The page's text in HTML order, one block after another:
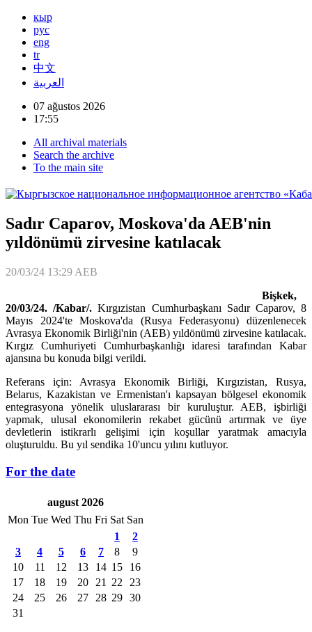
кыр
рус
eng
tr
中文
العربية
07 ağustos 2026
17:55
All archival materials
Search the archive
To the main site
Sadır Caparov, Moskova'da AEB'nin
yıldönümü zirvesine katılacak
20/03/24 13:29 AEB
Bişkek,
20/03/24. /Kabar/.Kırgızistan Cumhurbaşkanı Sadır Caparov, 8
Mayıs 2024'te Moskova'da (Rusya Federasyonu) düzenlenecek
Avrasya Ekonomik Birliği'nin (AEB) yıldönümü zirvesine katılacak.
Kırgız Cumhuriyeti Cumhurbaşkanlığı idaresi tarafından Kabar
ajansına bu konuda bilgi verildi.
Referans için: Avrasya Ekonomik Birliği, Kırgızistan, Rusya,
Belarus, Kazakistan ve Ermenistan'ı kapsayan bölgesel ekonomik
entegrasyona yönelik uluslararası bir kuruluştur. AEB, işbirliği
yapmak, ulusal ekonomilerin rekabet gücünü artırmak ve üye
devletlerin istikrarlı gelişimi için koşullar yaratmak amacıyla
oluşturuldu. Bu yıl sendika 10'uncu yılını kutluyor.
For the date
august 2026
Mon Tue Wed Thu Fri Sat San
1
2
3
4 5 6 7 8
9
10
11 12 13 14 15
16
17
18 19 20 21 22
23
24
25 26 27 28 29 30
31